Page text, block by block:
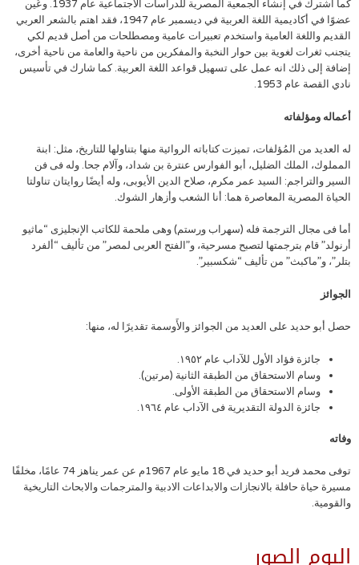
كما اشترك في إنشاء الجمعية المصرية للدراسات الاجتماعية عام 1937. وعُين
عضوًا في أكاديمية اللغة العربية في ديسمبر عام 1947، فقد اهتم بالشعر العربي
القديم واللغة العامية واستخدم تعبيرات عامية ومصطلحات من أصل قديم لكي
يتجنب ثغرات لغوية بين حوار النخبة والمفكرين من ناحية والعامة من ناحية أخرى،
إضافة إلى ذلك انه عمل على تسهيل قواعد اللغة العربية. كما شارك في تأسيس
نادي القصة عام 1953.
أعماله ومؤلفاته
له العديد من المُؤلفات، تميزت كتاباته الروائية منها بتناولها للتاريخ، مثل: ابنة
المملوك، الملك الضليل، أبو الفوارس عنترة بن شداد، وآلام جحا. وله فى فن
السير والتراجم: السيد عمر مكرم، صلاح الدين الأيوبى، وله أيضًا روايتان تناولتا
الحياة المصرية المعاصرة هما: أنا الشعب وأزهار الشوك.
أما فى مجال الترجمة فله (سهراب ورستم) وهى ملحمة للكاتب الإنجليزى “ماثيو
أرنولد” قام بترجمتها لتصبح مسرحية، و”الفتح العربى لمصر” من تأليف “ألفرد
بتلر”، و”ماكبث” من تأليف “شكسبير”.
الجوائز
حصل أبو حديد على العديد من الجوائز والأَوسمة تقديرًا له، منها:
جائزة فؤاد الأول للآداب عام ١٩٥٢.
وسام الاستحقاق من الطبقة الثانية (مرتين).
وسام الاستحقاق من الطبقة الأولى.
جائزة الدولة التقديرية فى الآداب عام ١٩٦٤.
وفاته
توفى محمد فريد أبو حديد في 18 مايو عام 1967م عن عمر يناهز 74 عامًا، مخلفًا
مسيرة حياة حافلة بالانجازات والابداعات الادبية والمترجمات والابحاث التاريخية
والقومية.
البوم الصور